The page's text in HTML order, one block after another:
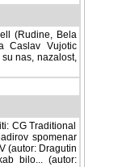
(Rudine, Bela
Caslav Vujotic
nas, nazalost,
CG Traditional
spomenar
(autor: Dragutin
bilo... (autor: